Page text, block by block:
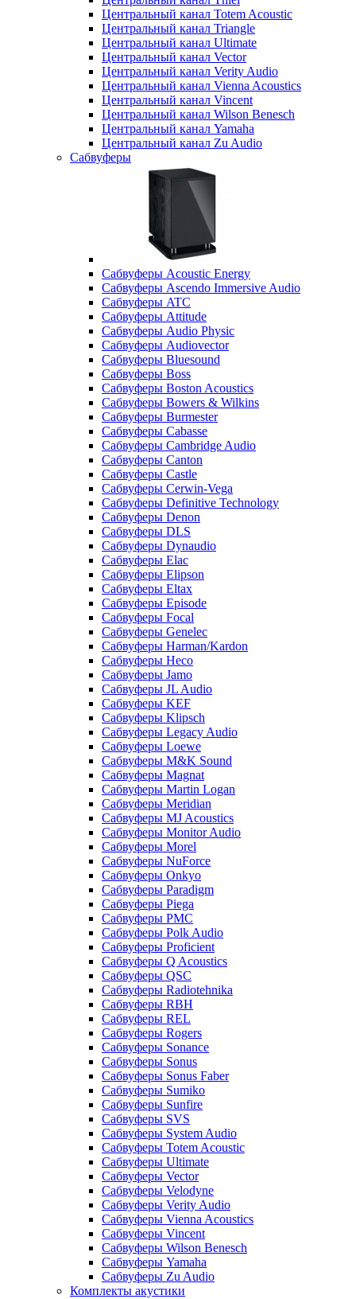
Центральный канал Totem Acoustic
Центральный канал Triangle
Центральный канал Ultimate
Центральный канал Vector
Центральный канал Verity Audio
Центральный канал Vienna Acoustics
Центральный канал Vincent
Центральный канал Wilson Benesch
Центральный канал Yamaha
Центральный канал Zu Audio
Сабвуферы
Сабвуферы Acoustic Energy
Сабвуферы Ascendo Immersive Audio
Сабвуферы ATC
Сабвуферы Attitude
Сабвуферы Audio Physic
Сабвуферы Audiovector
Сабвуферы Bluesound
Сабвуферы Boss
Сабвуферы Boston Acoustics
Сабвуферы Bowers & Wilkins
Сабвуферы Burmester
Сабвуферы Cabasse
Сабвуферы Cambridge Audio
Сабвуферы Canton
Сабвуферы Castle
Сабвуферы Cerwin-Vega
Сабвуферы Definitive Technology
Сабвуферы Denon
Сабвуферы DLS
Сабвуферы Dynaudio
Сабвуферы Elac
Сабвуферы Elipson
Сабвуферы Eltax
Сабвуферы Episode
Сабвуферы Focal
Сабвуферы Genelec
Сабвуферы Harman/Kardon
Сабвуферы Heco
Сабвуферы Jamo
Сабвуферы JL Audio
Сабвуферы KEF
Сабвуферы Klipsch
Сабвуферы Legacy Audio
Сабвуферы Loewe
Сабвуферы M&K Sound
Сабвуферы Magnat
Сабвуферы Martin Logan
Сабвуферы Meridian
Сабвуферы MJ Acoustics
Сабвуферы Monitor Audio
Сабвуферы Morel
Сабвуферы NuForce
Сабвуферы Onkyo
Сабвуферы Paradigm
Сабвуферы Piega
Сабвуферы PMC
Сабвуферы Polk Audio
Сабвуферы Proficient
Сабвуферы Q Acoustics
Сабвуферы QSC
Сабвуферы Radiotehnika
Сабвуферы RBH
Сабвуферы REL
Сабвуферы Rogers
Сабвуферы Sonance
Сабвуферы Sonus
Сабвуферы Sonus Faber
Сабвуферы Sumiko
Сабвуферы Sunfire
Сабвуферы SVS
Сабвуферы System Audio
Сабвуферы Totem Acoustic
Сабвуферы Ultimate
Сабвуферы Vector
Сабвуферы Velodyne
Сабвуферы Verity Audio
Сабвуферы Vienna Acoustics
Сабвуферы Vincent
Сабвуферы Wilson Benesch
Сабвуферы Yamaha
Сабвуферы Zu Audio
Комплекты акустики